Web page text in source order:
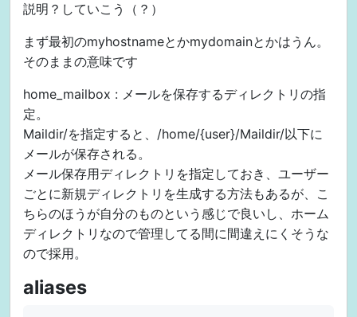
説明？していこう（？）
まず最初のmyhostnameとかmydomainとかはうん。
そのままの意味です
home_mailbox : メールを保存するディレクトリの指
定。
Maildir/を指定すると、/home/{user}/Maildir/以下に
メールが保存される。
メール保存用ディレクトリを指定しておき、ユーザー
ごとに新規ディレクトリを生成する方法もあるが、こ
ちらのほうが自分のものという感じで良いし、ホーム
ディレクトリなので管理してる間に間違えにくそうな
ので採用。
aliases